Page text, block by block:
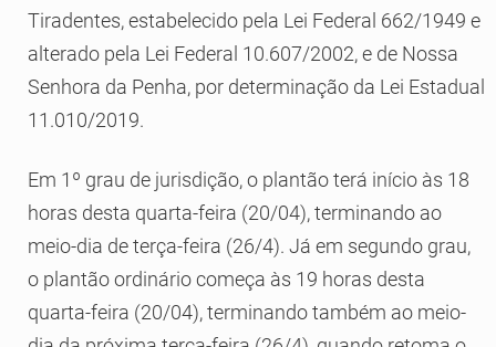
Tiradentes, estabelecido pela Lei Federal 662/1949 e
alterado pela Lei Federal 10.607/2002, e de Nossa
Senhora da Penha, por determinação da Lei Estadual
11.010/2019.
Em 1º grau de jurisdição, o plantão terá início às 18
horas desta quarta-feira (20/04), terminando ao
meio-dia de terça-feira (26/4). Já em segundo grau,
o plantão ordinário começa às 19 horas desta
quarta-feira (20/04), terminando também ao meio-